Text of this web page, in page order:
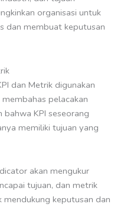
organisasi untuk
dan membuat keputusan
dan Metrik digunakan
pelacakan
bahwa KPI seseorang
memiliki tujuan yang
akan mengukur
tujuan, dan metrik
keputusan dan